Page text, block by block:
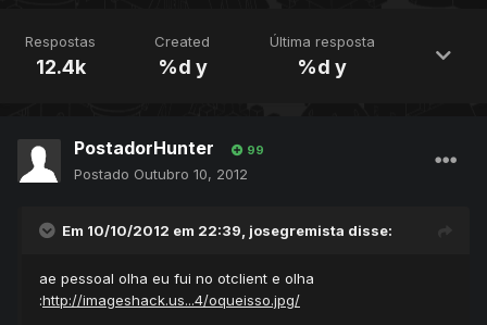
Respostas
12.4k
Created
%d y
Última resposta
%d y
PostadorHunter 99
Postado Outubro 10, 2012
Em 10/10/2012 em 22:39, josegremista disse:
ae pessoal olha eu fui no otclient e olha
:http://imageshack.us...4/oqueisso.jpg/